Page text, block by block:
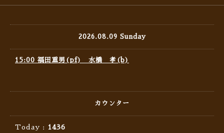
2026.08.09 Sunday
15:00 福田重男(pf) 水橋 孝(b)
カウンター
Today : 1436